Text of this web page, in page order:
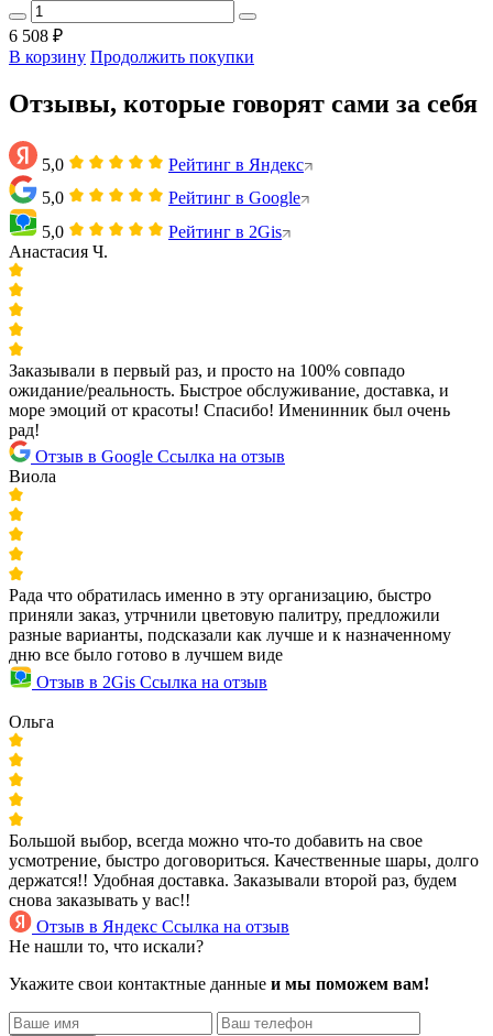
6 508 ₽
В корзину Продолжить покупки
Отзывы, которые говорят сами за себя
5,0
Рейтинг в Яндекс
5,0
Рейтинг в Google
5,0
Рейтинг в 2Gis
Анастасия Ч.
Заказывали в первый раз, и просто на 100% совпадо
ожидание/реальность. Быстрое обслуживание, доставка, и
море эмоций от красоты! Спасибо! Именинник был очень
рад!
Отзыв в Google Ссылка на отзыв
Виола
Рада что обратилась именно в эту организацию, быстро
приняли заказ, утрчнили цветовую палитру, предложили
разные варианты, подсказали как лучше и к назначенному
дню все было готово в лучшем виде
Отзыв в 2Gis Ссылка на отзыв
Ольга
Большой выбор, всегда можно что-то добавить на свое
усмотрение, быстро договориться. Качественные шары, долго
держатся!! Удобная доставка. Заказывали второй раз, будем
снова заказывать у вас!!
Отзыв в Яндекс Ссылка на отзыв
Не нашли то, что искали?
Укажите свои контактные данные и мы поможем вам!